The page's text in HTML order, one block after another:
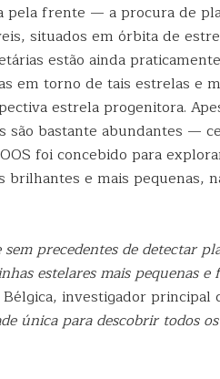
pela frente — a procura de
situados em órbita de
estão ainda
em torno de tais estrelas e
estrela progenitora.
bastante abundantes —
foi concebido para
e mais pequenas,
sem precedentes de detectar
estelares mais pequenas e
investigador principal
única para descobrir todos